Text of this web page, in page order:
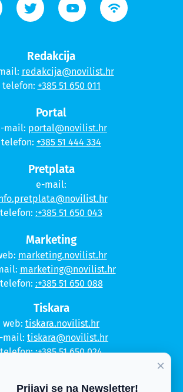
Redakcija
redakcija@novilist.hr
telefon: +385 51 650 011
Portal
mail: portal@novilist.hr
telefon: +385 51 444 334
Pretplata
e-mail:
telefon: :+385 51 650 043
Marketing
marketing.novilist.hr
marketing@novilist.hr
telefon: :+385 51 650 088
Tiskara
web: tiskara.novilist.hr
mail: tiskara@novilist.hr
telefon::+385 51 650 024
×
Prijavi se na Newsletter!